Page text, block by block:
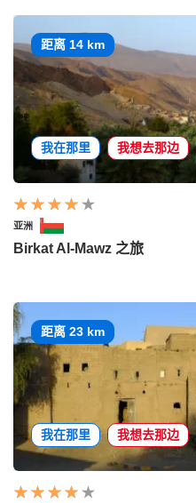
距离 14 km
我在那里 我想去那边
亚洲
Birkat Al-Mawz 之旅
距离 23 km
我在那里 我想去那边